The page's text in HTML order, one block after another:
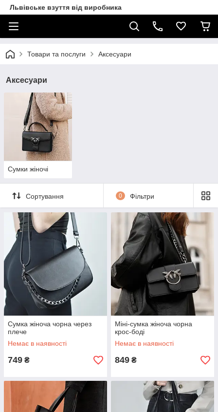
Львівське взуття від виробника
Товари та послуги Аксесуари
Аксесуари
Сумки жіночі
Сортування 0 Фільтри
Сумка жіноча чорна через
плече
Немає в наявності
749 ₴
Міні-сумка жіноча чорна
крос-боді
Немає в наявності
849 ₴